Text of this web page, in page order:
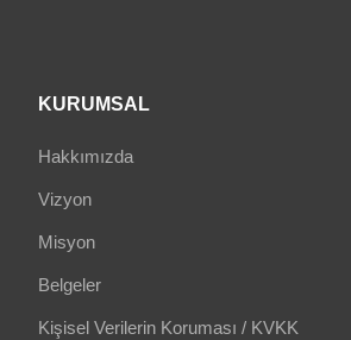
KURUMSAL
Hakkımızda
Vizyon
Misyon
Belgeler
Kişisel Verilerin Koruması / KVKK